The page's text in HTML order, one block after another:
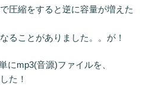
圧縮をすると逆に容量が増えた
ることがありました。。が！
にmp3(音源)ファイルを、
た！